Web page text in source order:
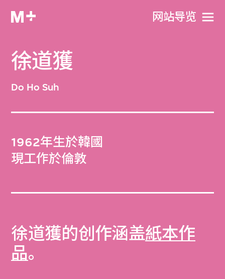
网站导览
徐道獲
Do Ho Suh
1962年生於韓國
現工作於倫敦
徐道獲的创作涵盖紙本作
品。